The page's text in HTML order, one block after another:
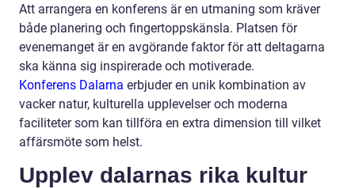
Att arrangera en konferens är en utmaning som kräver
både planering och fingertoppskänsla. Platsen för
evenemanget är en avgörande faktor för att deltagarna
ska känna sig inspirerade och motiverade.
Konferens Dalarna erbjuder en unik kombination av
vacker natur, kulturella upplevelser och moderna
faciliteter som kan tillföra en extra dimension till vilket
affärsmöte som helst.
Upplev dalarnas rika kultur